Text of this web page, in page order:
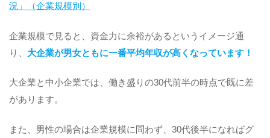
況」（企業規模別）
企業規模で見ると、資金力に余裕があるというイメージ通
り、 大企業が男女ともに一番平均年収が高くなっています！
大企業と中小企業では、働き盛りの30代前半の時点で既に差
があります。
また、男性の場合は企業規模に問わず、30代後半になればグ